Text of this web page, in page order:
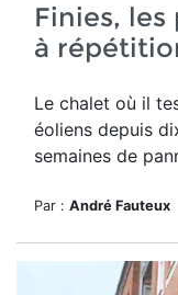
Finies,
à
Le chalet où il
éoliens depuis
semaines de
Par : André Fauteux